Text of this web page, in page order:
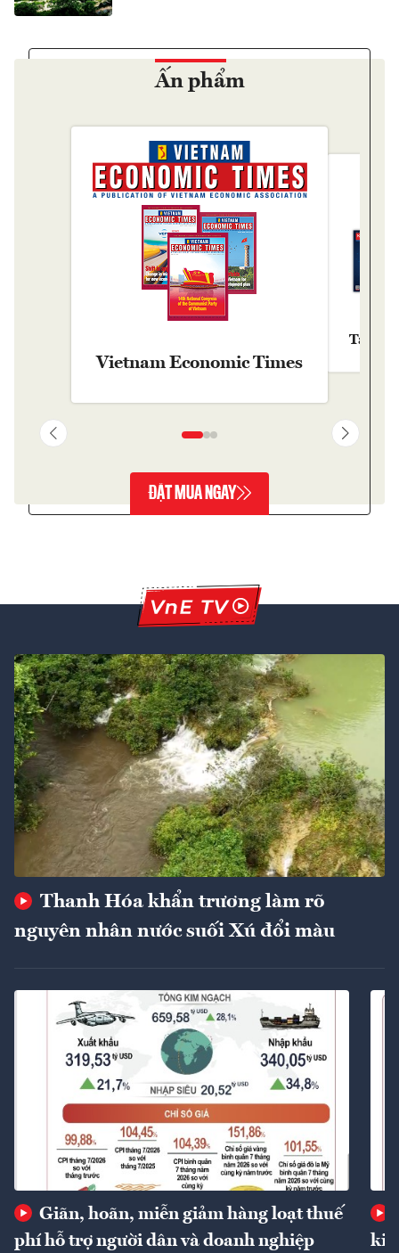
Ấn phẩm
Vietnam Economic Times
Tạp
ĐẶT MUA NGAY
Thanh Hóa khẩn trương làm rõ
nguyên nhân nước suối Xú đổi màu
Giãn, hoãn, miễn giảm hàng loạt thuế
phí hỗ trợ người dân và doanh nghiệp